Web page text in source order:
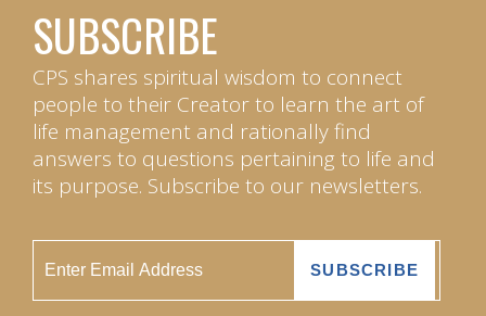
SUBSCRIBE
CPS shares spiritual wisdom to connect
people to their Creator to learn the art of
life management and rationally find
answers to questions pertaining to life and
its purpose. Subscribe to our newsletters.